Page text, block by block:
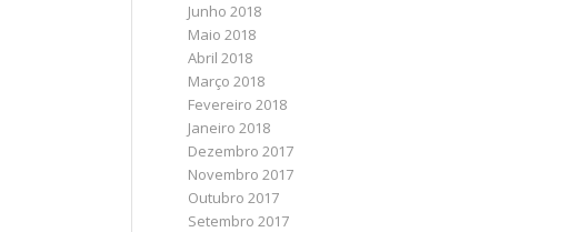
Junho 2018
Maio 2018
Abril 2018
Março 2018
Fevereiro 2018
Janeiro 2018
Dezembro 2017
Novembro 2017
Outubro 2017
Setembro 2017